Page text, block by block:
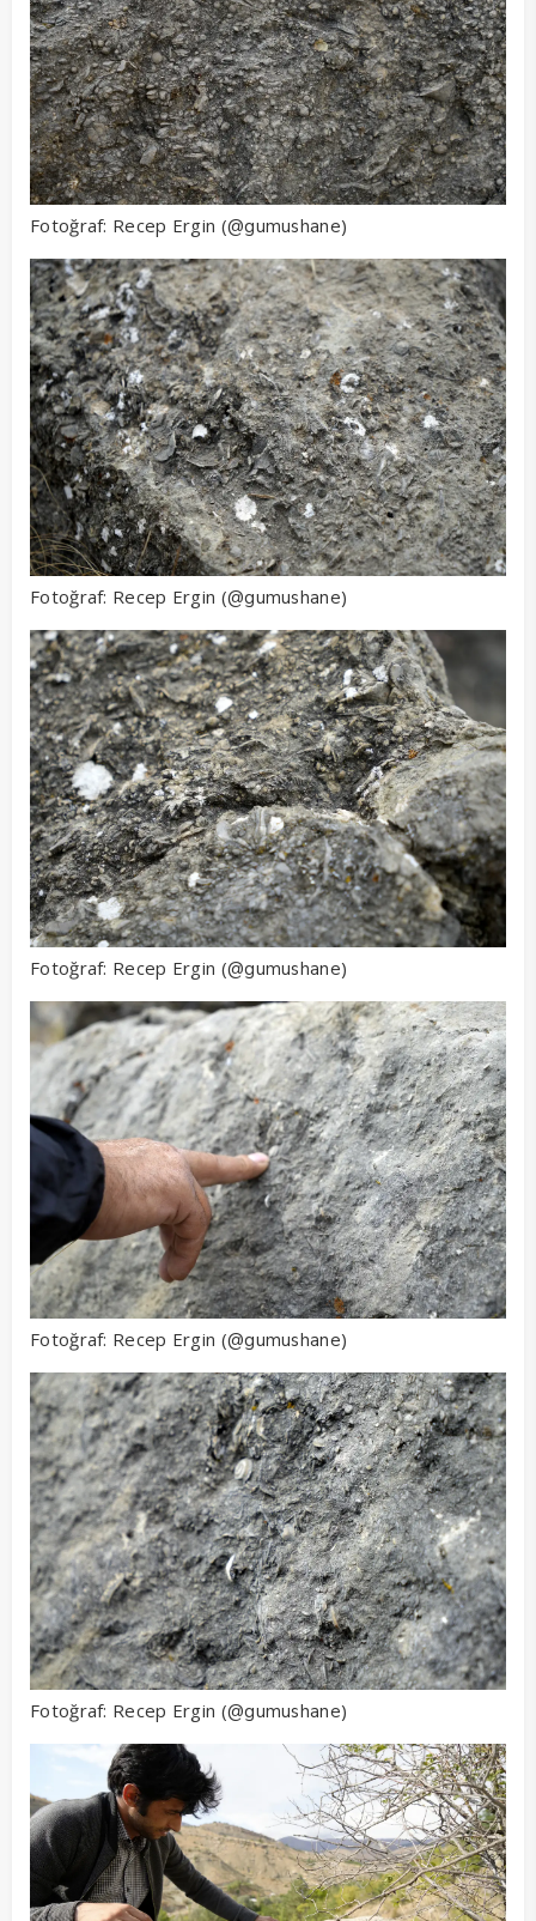
Fotoğraf: Recep Ergin (@gumushane)
Fotoğraf: Recep Ergin (@gumushane)
Fotoğraf: Recep Ergin (@gumushane)
Fotoğraf: Recep Ergin (@gumushane)
Fotoğraf: Recep Ergin (@gumushane)